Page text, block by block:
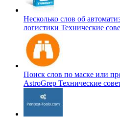
Несколько слов об
логистики Технические
Поиск слов по маске или
AstroGrep Технические